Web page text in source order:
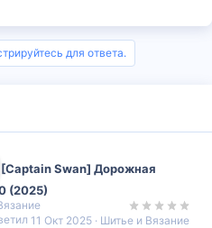
для ответа.
[Captain Swan] Дорожная
(2025)
Шитье и Вязание
11 Окт 2025